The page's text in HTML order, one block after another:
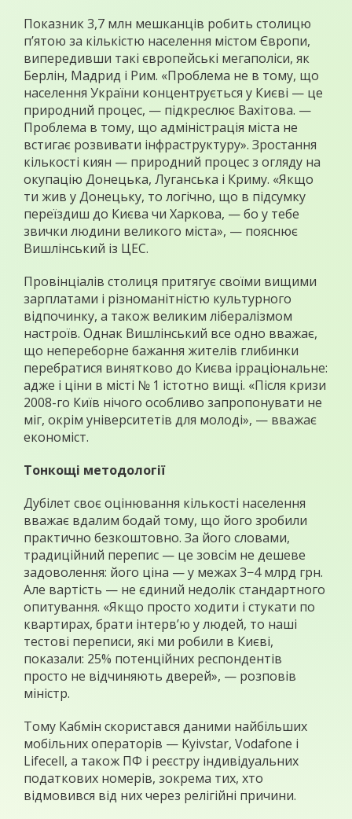
Показник 3,7 млн мешканців робить столицю
п’ятою за кількістю населення містом Європи,
випередивши такі європейські мегаполіси, як
Берлін, Мадрид і Рим. «Проблема не в тому, що
населення України концентрується у Києві — це
природний процес, — підкреслює Вахітова. —
Проблема в тому, що адміністрація міста не
встигає розвивати інфраструктуру». Зростання
кількості киян — природний процес з огляду на
окупацію Донецька, Луганська і Криму. «Якщо
ти жив у Донецьку, то логічно, що в підсумку
переїздиш до Києва чи Харкова, — бо у тебе
звички людини великого міста», — пояснює
Вишлінський із ЦЕС.
Провінціалів столиця притягує своїми вищими
зарплатами і різноманітністю культурного
відпочинку, а також великим лібералізмом
настроїв. Однак Вишлінський все одно вважає,
що непереборне бажання жителів глибинки
перебратися винятково до Києва ірраціональне:
адже і ціни в місті № 1 істотно вищі. «Після кризи
2008-го Київ нічого особливо запропонувати не
міг, окрім університетів для молоді», — вважає
економіст.
Тонкощі методології
Дубілет своє оцінювання кількості населення
вважає вдалим бодай тому, що його зробили
практично безкоштовно. За його словами,
традиційний перепис — це зовсім не дешеве
задоволення: його ціна — у межах 3−4 млрд грн.
Але вартість — не єдиний недолік стандартного
опитування. «Якщо просто ходити і стукати по
квартирах, брати інтерв’ю у людей, то наші
тестові переписи, які ми робили в Києві,
показали: 25% потенційних респондентів
просто не відчиняють дверей», — розповів
міністр.
Тому Кабмін скористався даними найбільших
мобільних операторів — Kyivstar, Vodafone і
Lifecell, а також ПФ і реєстру індивідуальних
податкових номерів, зокрема тих, хто
відмовився від них через релігійні причини.